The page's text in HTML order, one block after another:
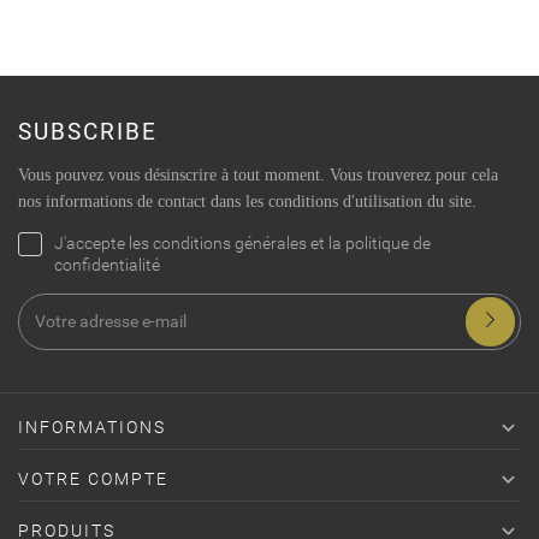
SUBSCRIBE
Vous pouvez vous désinscrire à tout moment. Vous trouverez pour cela
nos informations de contact dans les conditions d'utilisation du site.
J'accepte les conditions générales et la politique de
confidentialité
INFORMATIONS 
VOTRE COMPTE 
PRODUITS 